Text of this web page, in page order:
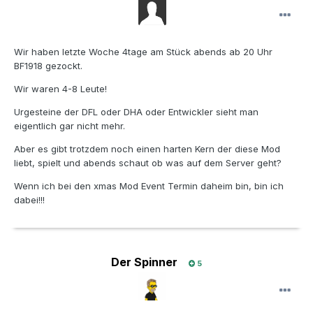
Wir haben letzte Woche 4tage am Stück abends ab 20 Uhr
BF1918 gezockt.
Wir waren 4-8 Leute!
Urgesteine der DFL oder DHA oder Entwickler sieht man
eigentlich gar nicht mehr.
Aber es gibt trotzdem noch einen harten Kern der diese Mod
liebt, spielt und abends schaut ob was auf dem Server geht?
Wenn ich bei den xmas Mod Event Termin daheim bin, bin ich
dabei!!!
Der Spinner 5